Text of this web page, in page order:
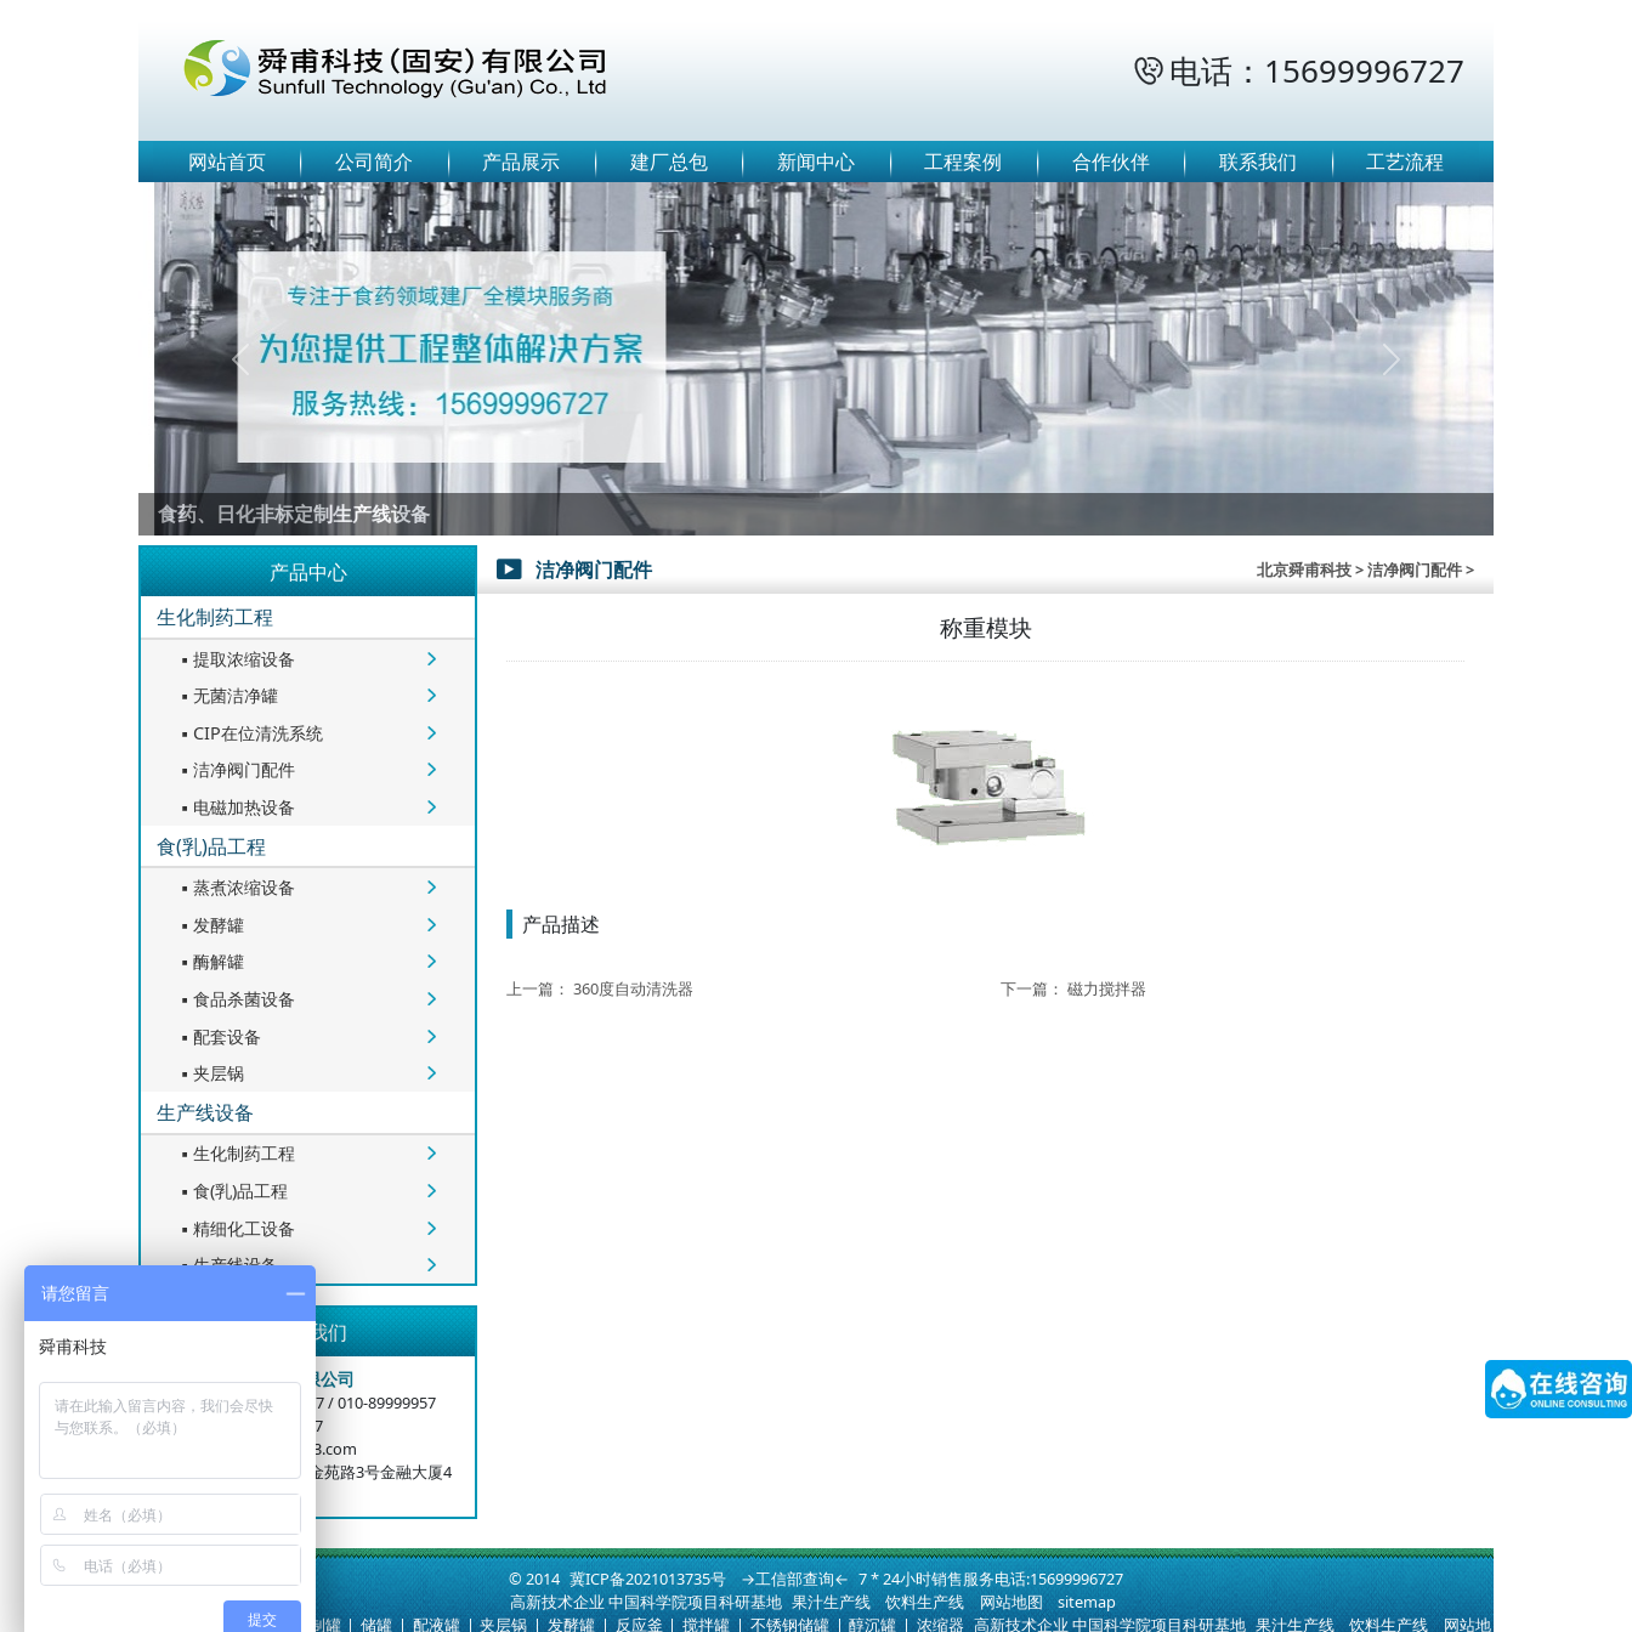
 电话：15699996727
网站首页 公司简介 产品展示 建厂总包 新闻中心 工程案例 合作伙伴 联系我们 工艺流程
食药、日化非标定制生产线设备
Previous Next
产品中心
生化制药工程
 提取浓缩设备 
 无菌洁净罐 
 CIP在位清洗系统 
 洁净阀门配件 
 电磁加热设备 
食(乳)品工程
 蒸煮浓缩设备 
 发酵罐 
 酶解罐 
 食品杀菌设备 
 配套设备 
 夹层锅 
生产线设备
 生化制药工程 
 食(乳)品工程 
 精细化工设备 
生产线设备 
联系我们
舜甫科技（固安）有限公司
公司电话：400-6006-917 / 010-89999957
业务手机：15699996727
邮箱：bjshunfood@163.com
总部地址：北京大兴区金苑路3号金融大厦4
层
 洁净阀门配件 北京舜甫科技> 洁净阀门配件 >
称重模块
产品描述
上一篇： 360度自动清洗器 下一篇： 磁力搅拌器
© 2014 冀ICP备2021013735号 →工信部查询← 7 * 24小时销售服务电话:15699996727
高新技术企业 中国科学院项目科研基地 果汁生产线 饮料生产线 网站地图
sitemap
提取罐 配制罐 | 储罐 | 配液罐 | 夹层锅 | 发酵罐 | 反应釜 | 搅拌罐 | 不锈钢储罐 | 醇沉罐 | 浓缩器 高新技术企业 中国科学院项目科研基地 果汁生产线 饮料生产线 网站地
请您留言
提交